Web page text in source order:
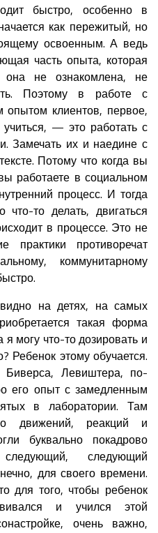
быстро, особенно в
как пережитый, но
освоенным. А ведь
часть опыта, которая
она не ознакомлена, не
Поэтому в работе с
опытом клиентов, первое,
— это работать с
Замечать их и наедине с
Потому что когда вы
работаете в социальном
процесс. И тогда
то делать, двигаться
в процессе. Это не
практики противоречат
коммунитарному
на детях, на самых
такая форма
я могу что-то дозировать и
Ребенок этому обучается.
Левиштера, по-
его опыт с замедленным
в лаборатории. Там
движений, реакций и
буквально покадрово
следующий
для своего времени.
для того, чтобы ребенок
и учился этой
очень важно,